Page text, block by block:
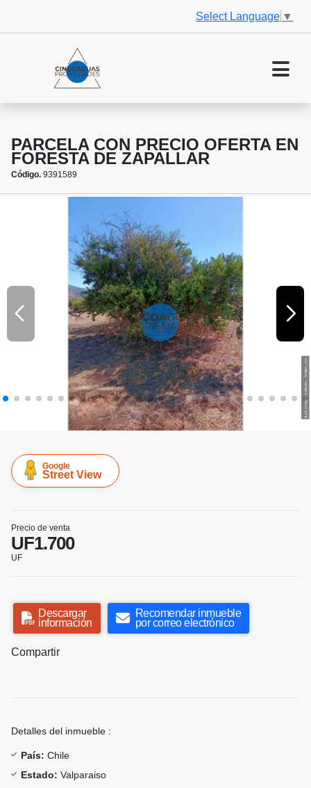
Select Language ▼
PARCELA CON PRECIO OFERTA EN
FORESTA DE ZAPALLAR
Código. 9391589
Google
Street View
Precio de venta
UF1.700
UF
Descargar
información
Recomendar inmueble
por correo electrónico
Compartir
Detalles del inmueble :
País: Chile
Estado: Valparaiso